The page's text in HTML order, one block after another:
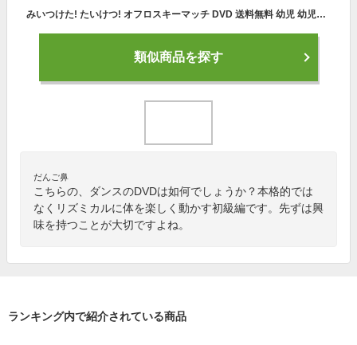
みいつけた! たいけつ! オフロスキーマッチ DVD 送料無料 幼児 幼児dvd 子ども 子供 知育 遊び 知育玩具 子ども 子供 生活 朝 テレビ オフロスキー 1歳半 2歳 3歳 4歳 5歳 みいつけた 誕生日 プレゼント プチギフト
類似商品を探す
だんご鼻
こちらの、ダンスのDVDは如何でしょうか？本格的では
なくリズミカルに体を楽しく動かす初級編です。先ずは興
味を持つことが大切ですよね。
ランキング内で紹介されている商品